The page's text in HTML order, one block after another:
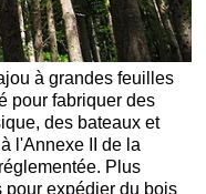
à grandes feuilles
pour fabriquer des
des bateaux et
l'Annexe II de la
Plus
pour expédier du bois